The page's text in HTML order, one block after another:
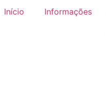
Início Informações